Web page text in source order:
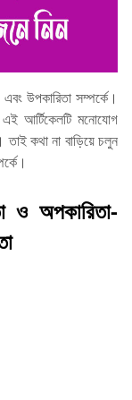
উপকারিতা সম্পর্কে।
এই আর্টিকেলটি মনোযোগ
তাই কথা না বাড়িয়ে চলুন
ও অপকারিতা-